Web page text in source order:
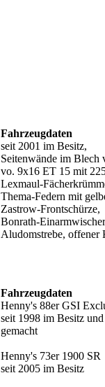
Fahrzeugdaten
seit 2001 im Besitz,
Seitenwände im Blech
vo. 9x16 ET 15 mit
Lexmaul-
Thema-Federn mit
Zastrow-Frontschürze,
Bonrath-
Aludomstrebe,
Fahrzeugdaten
Henny's 88er GSI
seit 1998 im Besitz
gemacht
Henny's 73er 1900 SR
seit 2005 im Besitz